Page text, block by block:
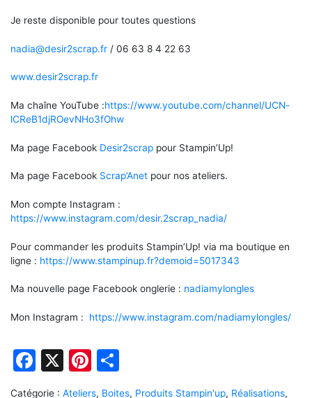
Je reste disponible pour toutes questions
nadia@desir2scrap.fr / 06 63 8 4 22 63
www.desir2scrap.fr
Ma chaîne YouTube :https://www.youtube.com/channel/UCN-
lCReB1djROevNHo3fOhw
Ma page Facebook Desir2scrap pour Stampin’Up!
Ma page Facebook Scrap’Anet pour nos ateliers.
Mon compte Instagram :
https://www.instagram.com/desir.2scrap_nadia/
Pour commander les produits Stampin’Up! via ma boutique en
ligne : https://www.stampinup.fr?demoid=5017343
Ma nouvelle page Facebook onglerie : nadiamylongles
Mon Instagram : https://www.instagram.com/nadiamylongles/
Facebook
X Pinterest
Catégorie : Ateliers, Boites, Produits Stampin'up, Réalisations,